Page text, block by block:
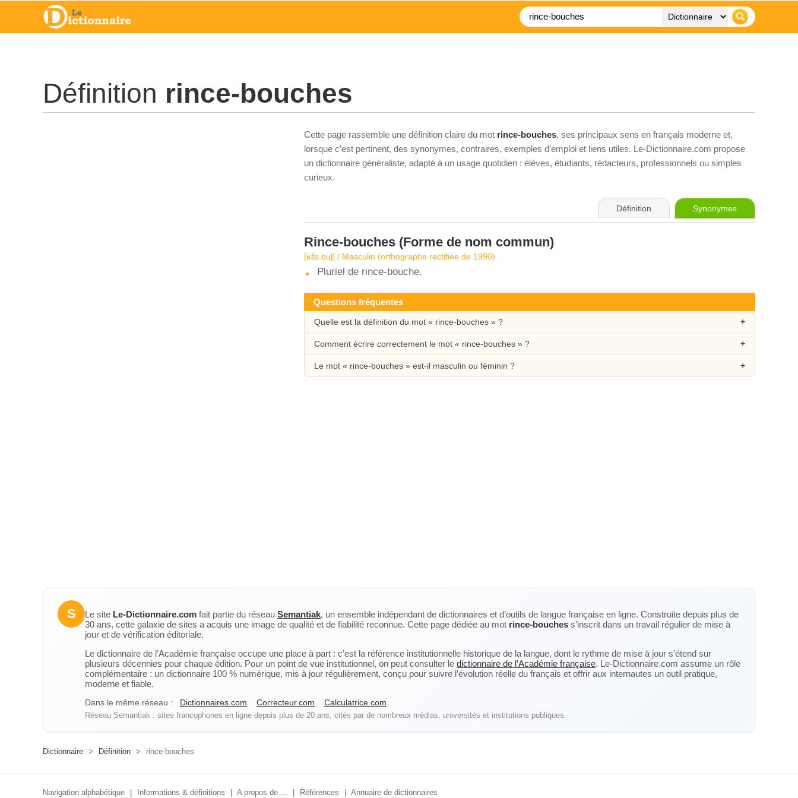
Définition rince-bouches
Cette page rassemble une définition claire du mot rince-bouches, ses principaux sens en français moderne et,
lorsque c’est pertinent, des synonymes, contraires, exemples d’emploi et liens utiles. Le-Dictionnaire.com propose
un dictionnaire généraliste, adapté à un usage quotidien : élèves, étudiants, rédacteurs, professionnels ou simples
curieux.
Définition Synonymes
Rince-bouches (Forme de nom commun)
[ʁɛ̃s.buʃ] / Masculin (orthographe rectifiée de 1990)
Pluriel de rince-bouche.
Questions fréquentes
Quelle est la définition du mot « rince-bouches » ?
Comment écrire correctement le mot « rince-bouches » ?
Le mot « rince-bouches » est-il masculin ou féminin ?
S Le site Le-Dictionnaire.com fait partie du réseau Semantiak, un ensemble indépendant de dictionnaires et d’outils de langue française en ligne. Construite depuis plus de
30 ans, cette galaxie de sites a acquis une image de qualité et de fiabilité reconnue. Cette page dédiée au mot rince-bouches s’inscrit dans un travail régulier de mise à
jour et de vérification éditoriale.
Le dictionnaire de l’Académie française occupe une place à part : c’est la référence institutionnelle historique de la langue, dont le rythme de mise à jour s’étend sur
plusieurs décennies pour chaque édition. Pour un point de vue institutionnel, on peut consulter le dictionnaire de l’Académie française. Le-Dictionnaire.com assume un rôle
complémentaire : un dictionnaire 100 % numérique, mis à jour régulièrement, conçu pour suivre l’évolution réelle du français et offrir aux internautes un outil pratique,
moderne et fiable.
Dans le même réseau : Dictionnaires.com Correcteur.com Calculatrice.com
Réseau Semantiak : sites francophones en ligne depuis plus de 20 ans, cités par de nombreux médias, universités et institutions publiques.
Dictionnaire > Définition > rince-bouches
Navigation alphabétique Informations & définitions A propos de ... Références Annuaire de dictionnaires